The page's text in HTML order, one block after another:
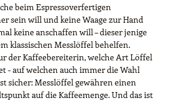
beim Espressoverfertigen
sein will und keine Waage zur Hand
keine anschaffen will – dieser jenige
klassischen Messlöffel behelfen.
der Kaffeebereiterin, welche Art Löffel
- auf welchen auch immer die Wahl
sicher: Messlöffel gewähren einen
auf die Kaffeemenge. Und das ist